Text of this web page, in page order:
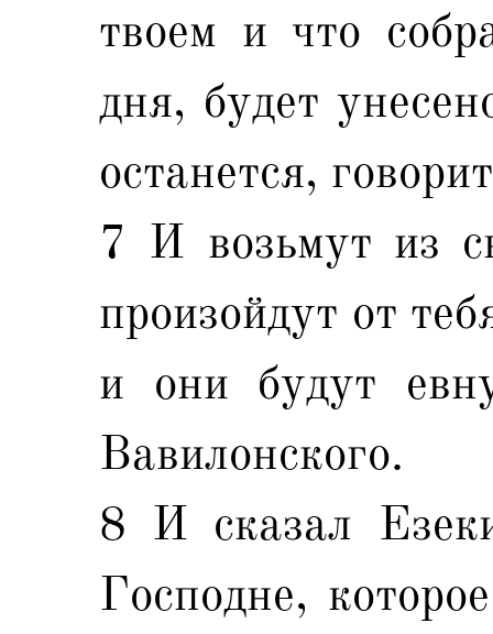
твоем и что
дня, будет
останется,
7 И возьмут из
произойдут от
и они будут
Вавилонского.
8 И сказал
Господне,